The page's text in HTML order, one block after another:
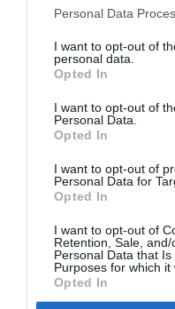
Personal Data
I want to opt-out of
personal data.
Opted In
I want to opt-out of
Personal Data.
Opted In
I want to opt-out of
Personal Data for
Opted In
I want to opt-out of
Retention, Sale,
Personal Data that
Purposes for which it
Opted In
DERNIERS
Mathématiquesa
19 h 23 sans escale :
Nice–Corse : ces vols
l’horizon 2030